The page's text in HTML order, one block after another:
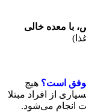
موفق است؟ هیچ
از افراد مبتلا
انجام می‌شود.